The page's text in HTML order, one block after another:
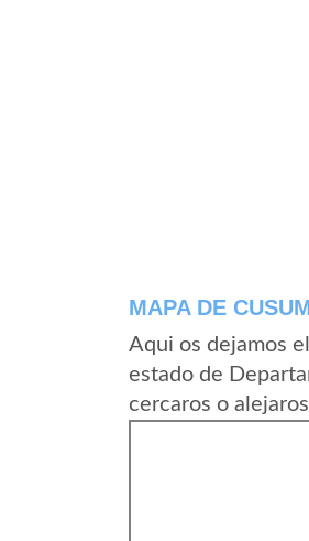
MAPA DE
Aqui os dejamos
estado de
cercaros o